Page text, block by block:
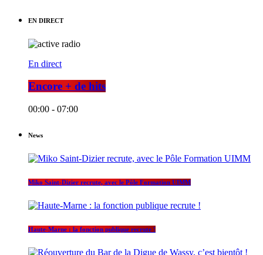
EN DIRECT
En direct
Encore + de hits
00:00 - 07:00
News
Miko Saint-Dizier recrute, avec le Pôle Formation UIMM
Haute-Marne : la fonction publique recrute !